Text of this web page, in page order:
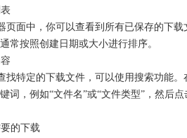
页面中，你可以查看到所有已保存的下载
常按照创建日期或大小进行排序。
找特定的下载文件，可以使用搜索功能。
词，例如“文件名”或“文件类型”，然后点
的下载